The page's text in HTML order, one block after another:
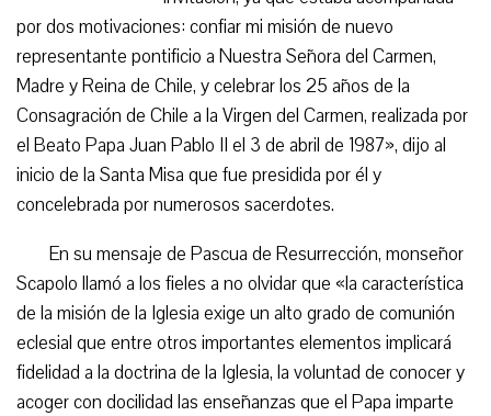
por dos motivaciones: confiar mi misión de nuevo
representante pontificio a Nuestra Señora del Carmen,
Madre y Reina de Chile, y celebrar los 25 años de la
Consagración de Chile a la Virgen del Carmen, realizada por
el Beato Papa Juan Pablo II el 3 de abril de 1987», dijo al
inicio de la Santa Misa que fue presidida por él y
concelebrada por numerosos sacerdotes.
En su mensaje de Pascua de Resurrección, monseñor
Scapolo llamó a los fieles a no olvidar que «la característica
de la misión de la Iglesia exige un alto grado de comunión
eclesial que entre otros importantes elementos implicará
fidelidad a la doctrina de la Iglesia, la voluntad de conocer y
acoger con docilidad las enseñanzas que el Papa imparte